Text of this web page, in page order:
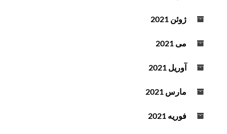
ژوئن 2021
می 2021
آوریل 2021
مارس 2021
فوریه 2021